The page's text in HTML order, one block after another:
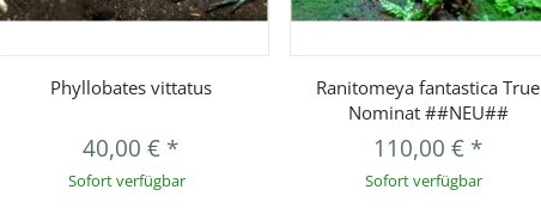
Vorschau
Phyllobates vittatus
40,00 € *
Sofort verfügbar
Vorschau
Ranitomeya fantastica True
Nominat ##NEU##
110,00 € *
Sofort verfügbar